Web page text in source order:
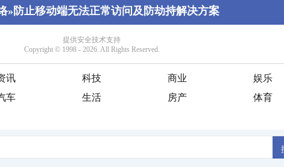
讯 科技 商业
娱乐
车 生活 房产
体育